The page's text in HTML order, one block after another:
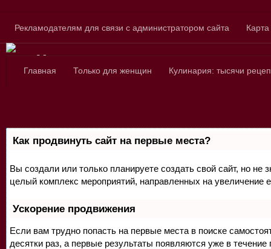
Рекламодателям для связи с администратором сайта
Сайт для
Главная Только для женщин Кулинария: тысячи
Как продвинуть сайт на первые места?
Вы создали или только планируете создать свой сайт, но не
целый комплекс мероприятий, направленных на увеличение
Ускорение продвижения
Если вам трудно попасть на первые места в поиске
десятки раз, а первые результаты появляются уже в